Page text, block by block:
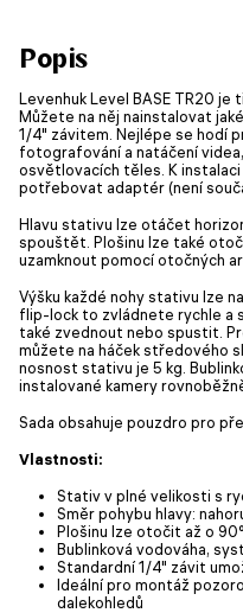
Popis
Levenhuk Level BASE TR20
Můžete na něj nainstalovat
1/4" závitem. Nejlépe se hodí
fotografování a natáčení
osvětlovacích těles. K
potřebovat adaptér (není
Hlavu stativu lze otáčet
spouštět. Plošinu lze také
uzamknout pomocí otočných
Výšku každé nohy stativu lze
flip-lock to zvládnete rychle a
také zvednout nebo spustit.
můžete na háček středového
nosnost stativu je 5 kg.
instalované kamery
Sada obsahuje pouzdro pro
Vlastnosti:
Stativ v plné velikosti s
Směr pohybu hlavy:
Plošinu lze otočit až o 90°
Bublinková vodováha,
Standardní 1/4" závit
Ideální pro montáž
dalekohledů